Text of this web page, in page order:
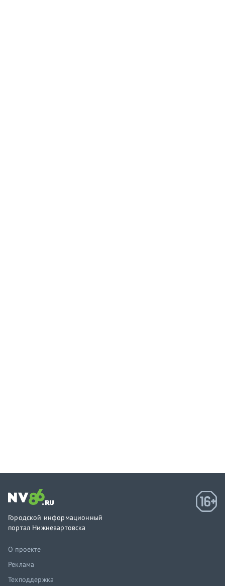
Городской информационный
портал Нижневартовска
О проекте
Реклама
Техподдержка